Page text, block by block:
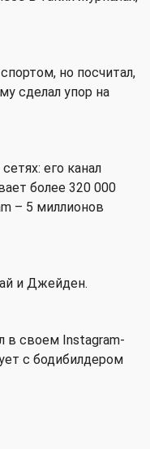
но посчитал,
сделал упор на
его канал
более 320 000
– 5 миллионов
и Джейден.
в своем Instagram-
с бодибилдером